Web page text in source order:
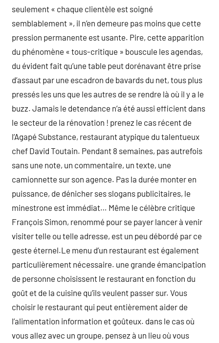
seulement « chaque clientèle est soigné
semblablement », il n’en demeure pas moins que cette
pression permanente est usante. Pire, cette apparition
du phénomène « tous-critique » bouscule les agendas,
du évident fait qu’une table peut dorénavant être prise
d’assaut par une escadron de bavards du net, tous plus
pressés les uns que les autres de se rendre là où il y a le
buzz. Jamais le detendance n’a été aussi efficient dans
le secteur de la rénovation ! prenez le cas récent de
l’Agapé Substance, restaurant atypique du talentueux
chef David Toutain. Pendant 8 semaines, pas autrefois
sans une note, un commentaire, un texte, une
camionnette sur son agence. Pas la durée monter en
puissance, de dénicher ses slogans publicitaires, le
minestrone est immédiat… Même le célèbre critique
François Simon, renommé pour se payer lancer à venir
visiter telle ou telle adresse, est un peu débordé par ce
geste éternel.Le menu d’un restaurant est également
particulièrement nécessaire. une grande émancipation
de personne choisissent le restaurant en fonction du
goût et de la cuisine qu’ils veulent passer sur. Vous
choisir le restaurant qui peut entièrement aider de
l’alimentation information et goûteux. dans le cas où
vous allez avec un groupe, pensez à un lieu où vous